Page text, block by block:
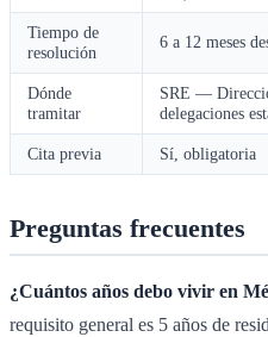
Tiempo de
resolución
6 a 12 meses
Dónde
tramitar
SRE —
delegaciones
Cita previa Sí, obligatoria
Preguntas frecuentes
¿Cuántos años debo vivir en
requisito general es 5 años de